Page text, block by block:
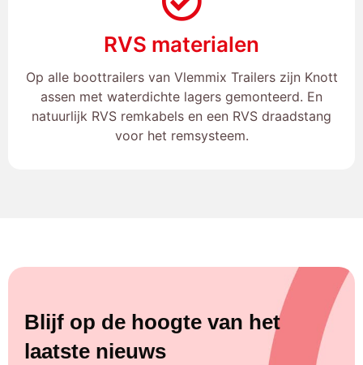
RVS materialen
Op alle boottrailers van Vlemmix Trailers zijn Knott
assen met waterdichte lagers gemonteerd. En
natuurlijk RVS remkabels en een RVS draadstang
voor het remsysteem.
Blijf op de hoogte van het
laatste nieuws